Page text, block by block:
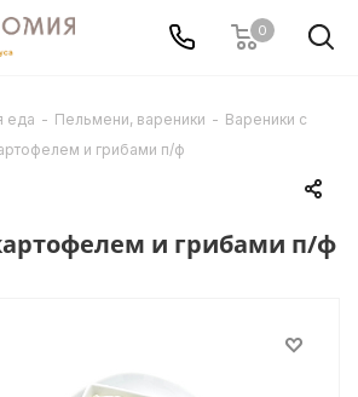
0
еда - Пельмени, вареники - Вареники с
и грибами п/ф
и грибами п/ф